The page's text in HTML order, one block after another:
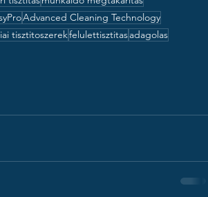
Advanced Cleaning Technology
tisztitoszerekfelulettisztitasadagolas